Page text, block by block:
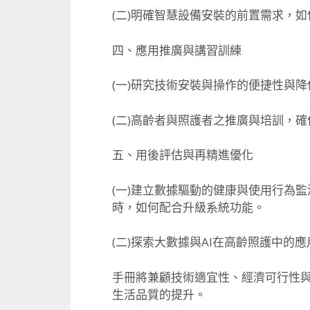
(二)明確智慧設備安裝的前置需求，
四、應用推廣與講習訓練
(一)研究技術安裝與操作的便捷性與
(二)高齡者與照護者之推廣與培訓，
五、用後評估與再精進優化
(一)建立數據驅動的健康與使用行為
時，如何配合升級系統功能。
(二)探索大數據與AI在高齡照護中的應
手冊將兼顧技術適宜性、經濟可行性
生活品質的提升。